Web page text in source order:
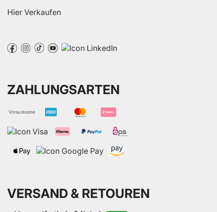
Hier Verkaufen
ZAHLUNGSARTEN
VERSAND & RETOUREN